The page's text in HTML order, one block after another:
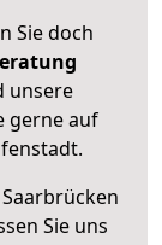
Sie doch
unsere
gerne auf
Sie uns